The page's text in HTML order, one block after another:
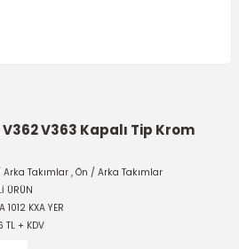
V363 Kapalı Tip Krom
Arka Takımlar , Ön / Arka Takımlar
ÜRÜN
1012 KXA YER
TL + KDV